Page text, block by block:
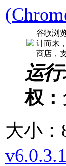
谷歌浏
计而来
商店，
运行
权：
大小：